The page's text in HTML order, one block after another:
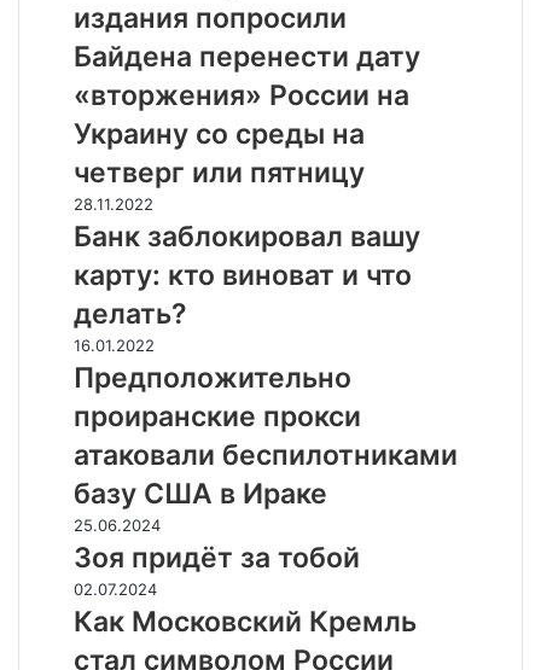
з
о
п
а
н
о
с
ь
!
—
с
а
о
к
т
ч
и
а
м
в
е
р
о
к
а
з
в
л
а
п
и
с
м
и
о
г
о
а
т
л
и
б
р
и
т
а
н
к
о
и
з
д
а
н
и
я
о
п
издания попросили
Байдена перенести дату
«вторжения» России на
Украину со среды на
четверг или пятницу
Б
а
к
з
а
б
о
к
и
р
о
в
а
л
в
а
ш
28.11.2022
Банк заблокировал вашу
карту: кто виноват и что
делать?
П
р
п
о
л
о
ж
и
т
е
16.01.2022
Предположительно
проиранские прокси
атаковали беспилотниками
базу США в Ираке
З
о
п
р
и
25.06.2024
Зоя придёт за тобой
К
а
М
02.07.2024
Как Московский Кремль
стал символом России